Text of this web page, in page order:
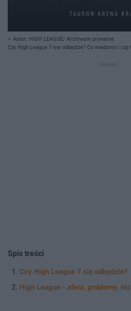
Autor: HIGH LEAGUE/ Archiwum prywatne
Czy High League 7 się odbędzie? Co wiadomo i
Spis treści
Czy High League 7 się odbędzie?
High League - afera, problemy,